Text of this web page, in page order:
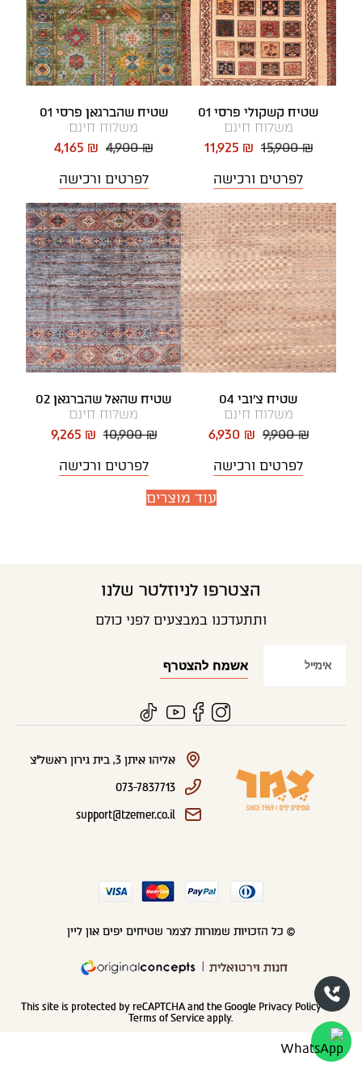
שטיח קשקולי פרסי 01
משלוח חינם
15,900 ₪
11,925 ₪
לפרטים ורכישה
שטיח שהברגאן פרסי 01
משלוח חינם
4,900 ₪
4,165 ₪
לפרטים ורכישה
שטיח צ'ובי 04
משלוח חינם
9,900 ₪
6,930 ₪
לפרטים ורכישה
שטיח שהאל שהברגאן 02
משלוח חינם
10,900 ₪
9,265 ₪
לפרטים ורכישה
עוד מוצרים
הצטרפו לניוזלטר שלנו
ותתעדכנו במבצעים לפני כולם
אליהו איתן 3, בית גירון ראשל"צ
073-7837713
support@tzemer.co.il
© כל הזכויות שמורות לצמר שטיחים יפים און ליין
חנות וירטואלית
This site is protected by reCAPTCHA and the Google Privacy Policyand
Terms of Service apply.